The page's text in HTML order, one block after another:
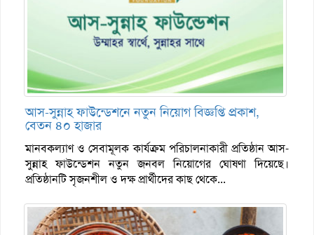
আস-সুন্নাহ ফাউন্ডেশনে নতুন নিয়োগ বিজ্ঞপ্তি প্রকাশ,
বেতন ৪০ হাজার
মানবকল্যাণ ও সেবামূলক কার্যক্রম পরিচালনাকারী প্রতিষ্ঠান আস-
সুন্নাহ ফাউন্ডেশন নতুন জনবল নিয়োগের ঘোষণা দিয়েছে।
প্রতিষ্ঠানটি সৃজনশীল ও দক্ষ প্রার্থীদের কাছ থেকে...